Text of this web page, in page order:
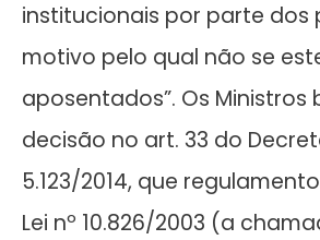
institucionais por parte dos
motivo pelo qual não se
aposentados”. Os Ministros
decisão no art. 33 do
5.123/2014, que
Lei nº 10.826/2003 (a